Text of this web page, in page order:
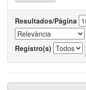
Resultados/Página
Registro(s)